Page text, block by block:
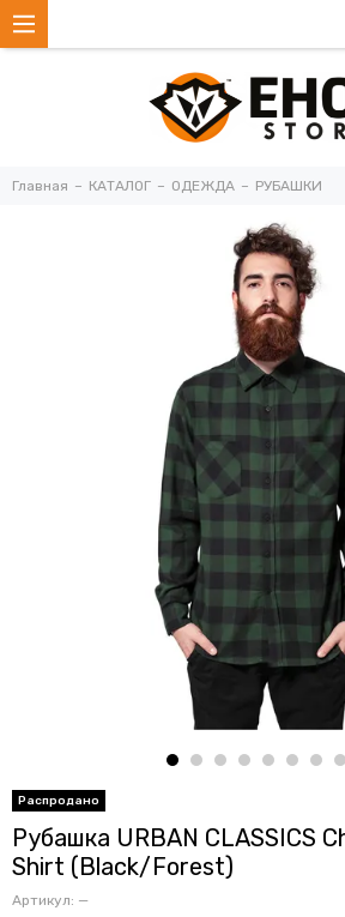
Главная КАТАЛОГ ОДЕЖДА РУБАШКИ
Рубашка URBAN CLASSICS
Shirt (Black/Forest)
Артикул: —